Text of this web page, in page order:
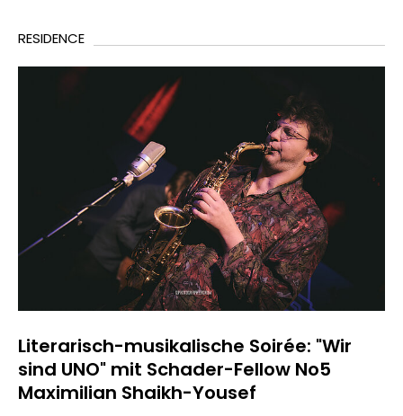
RESIDENCE
Literarisch-musikalische Soirée: "Wir
sind UNO" mit Schader-Fellow No5
Maximilian Shaikh-Yousef